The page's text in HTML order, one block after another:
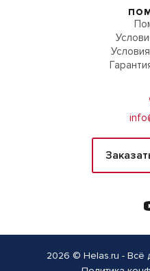
2026 © Helas.ru - Всё